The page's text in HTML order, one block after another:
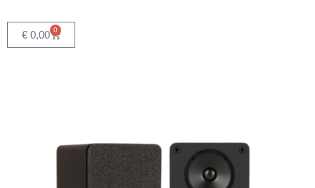
€ 0,00 0
Winkelwagen